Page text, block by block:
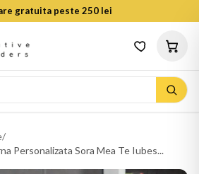
gratuita peste 250 lei
/
Personalizata Sora Mea Te Iubes...